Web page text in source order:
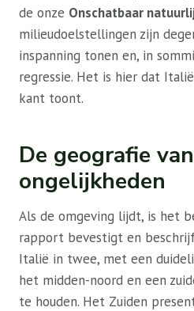
de onze Onschatbaar
milieudoelstellingen zijn
inspanning tonen en, in
regressie. Het is hier dat
kant toont.
De geografie van
ongelijkheden
Als de omgeving lijdt, is het
rapport bevestigt en
Italië in twee, met een
het midden-noord en een
te houden. Het Zuiden